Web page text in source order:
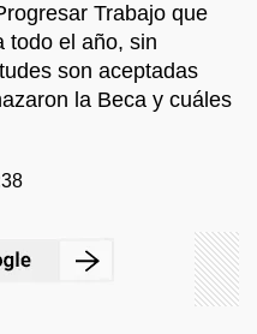
Trabajo que
todo el año, sin
son aceptadas
la Beca y cuáles